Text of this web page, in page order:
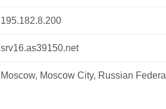
195.182.8.200
srv16.as39150.net
Moscow, Moscow City, Russian